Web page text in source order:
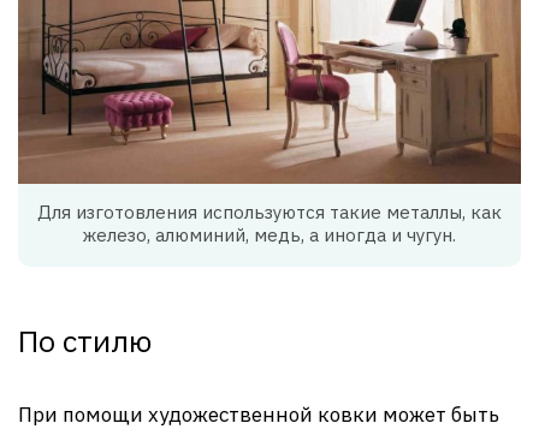
Для изготовления используются такие металлы, как
железо, алюминий, медь, а иногда и чугун.
По стилю
При помощи художественной ковки может быть